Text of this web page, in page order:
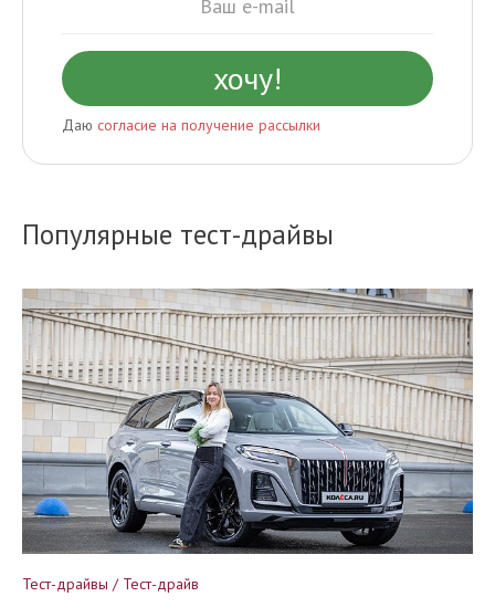
Даю согласие на получение рассылки
Популярные тест-драйвы
Тест-драйвы / Тест-драйв